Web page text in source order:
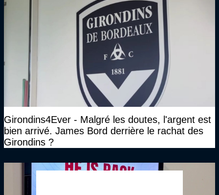
Girondins4Ever - Malgré les doutes, l'argent est
bien arrivé. James Bord derrière le rachat des
Girondins ?